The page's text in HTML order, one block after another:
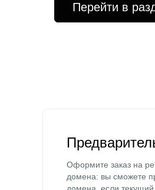
Перейти в
Оформите заказ на
домена: вы сможете